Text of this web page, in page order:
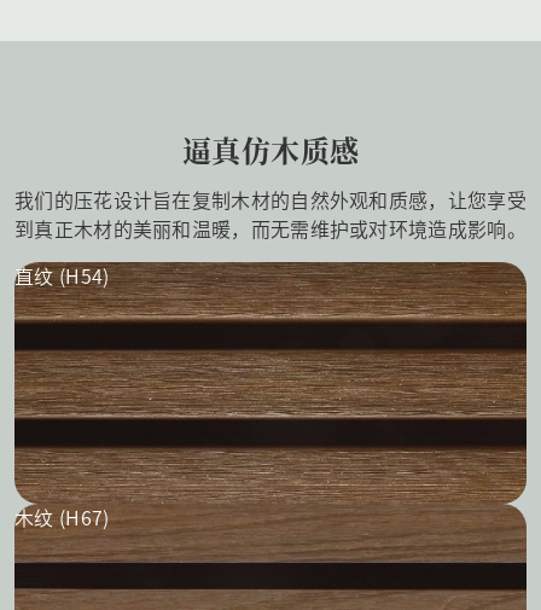
逼真仿木质感
我们的压花设计旨在复制木材的自然外观和质感，让您享受
到真正木材的美丽和温暖，而无需维护或对环境造成影响。
直纹 (H54)
木纹 (H67)